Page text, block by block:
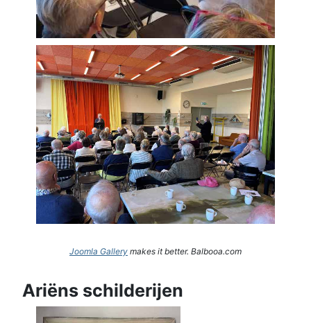
Joomla Gallery makes it better. Balbooa.com
Ariëns schilderijen